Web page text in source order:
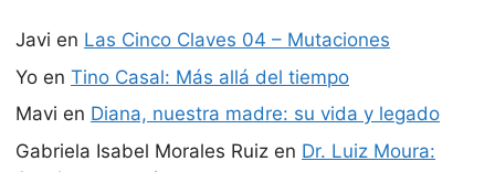
Javi en Las Cinco Claves 04 – Mutaciones
Yo en Tino Casal: Más allá del tiempo
Mavi en Diana, nuestra madre: su vida y legado
Gabriela Isabel Morales Ruiz en Dr. Luiz Moura: